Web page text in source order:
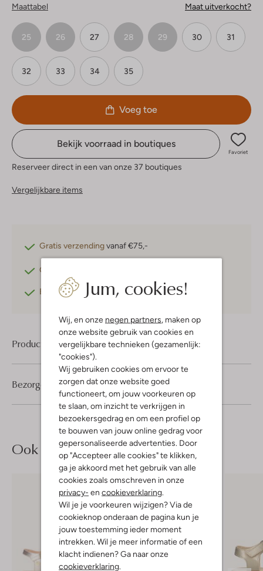
Jum, cookies!
Wij, en onze negen partners , maken op
onze website gebruik van cookies en
vergelijkbare technieken (gezamenlijk:
"cookies").
Wij gebruiken cookies om ervoor te
zorgen dat onze website goed
functioneert, om jouw voorkeuren op
te slaan, om inzicht te verkrijgen in
bezoekersgedrag en om een profiel op
te bouwen van jouw online gedrag voor
gepersonaliseerde advertenties. Door
op "Accepteer alle cookies" te klikken,
ga je akkoord met het gebruik van alle
cookies zoals omschreven in onze
privacy- en cookieverklaring
Wil je je voorkeuren wijzigen? Via de
cookieknop onderaan de pagina kun je
jouw toestemming ieder moment
intrekken. Wil je meer informatie of een
klacht indienen? Ga naar onze
cookieverklaring
Maattabel Maat uitverkocht?
25 26 27 28 29 30 31
32 33 34 35
Voeg toe
Bekijk voorraad in boutiques
Favoriet
Reserveer direct in een van onze 37 boutiques
Vergelijkbare items
Gratis verzendingvanaf €75,-
Gratis retourneren
Betaal achterafmet Klarna
Product informatie
Bezorgen & retourneren
Ook iets voor jou?